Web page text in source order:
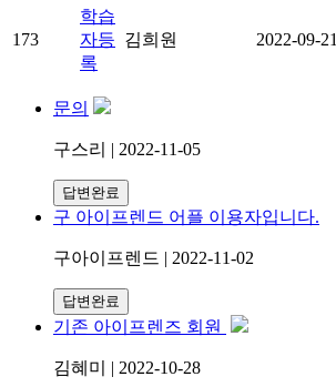
173
학습
자등
록
김희원 2022-09-21
문의
구스리 | 2022-11-05
답변완료
구 아이프렌드 어플 이용자입니다.
구아이프렌드 | 2022-11-02
답변완료
기존 아이프렌즈 회원
김혜미 | 2022-10-28